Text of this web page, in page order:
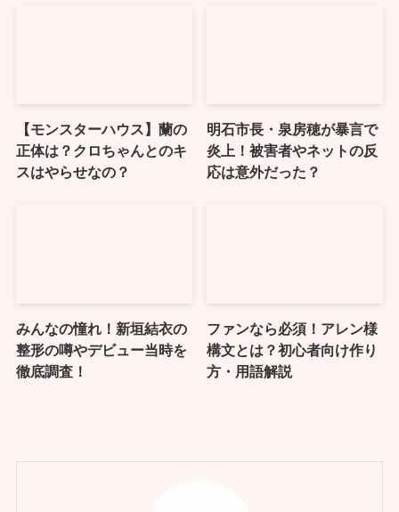
【モンスターハウス】蘭の
正体は？クロちゃんとのキ
スはやらせなの？
明石市長・泉房穂が暴言で
炎上！被害者やネットの反
応は意外だった？
みんなの憧れ！新垣結衣の
整形の噂やデビュー当時を
徹底調査！
ファンなら必須！アレン様
構文とは？初心者向け作り
方・用語解説